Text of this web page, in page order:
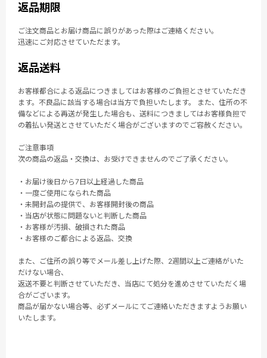
返品期限
ご注文商品とお届け商品に誤りがあった際はご連絡ください。
迅速にご対応させていただます。
返品送料
お客様都合による返品につきましてはお客様のご負担とさせていただき
ます。不良品に該当する場合は当方で負担いたします。 また、住所の不
備などによる再送が発生した場合も、送料につきましてはお客様負担で
の着払い発送とさせていただく場合がございますのでご容赦ください。
ご注意事項
次の商品の返品・交換は、お受けできませんのでご了承ください。
・お届け後日から7日以上経過した商品
・一度ご使用になられた商品
・未開封品の提供で、お客様開封後の商品
・当店が状態に問題ないと判断した商品
・お客様が汚損、破損された商品
・お客様のご都合による返品、交換
また、ご住所の誤り等でメール差し上げた際、2週間以上ご連絡がいた
だけない場合、
返送不要と判断させていただき、当店にて処分を進めさせていただく場
合がございます。
商品が届かない場合等、必ずメールにてご連絡いただきますようお願い
いたします。